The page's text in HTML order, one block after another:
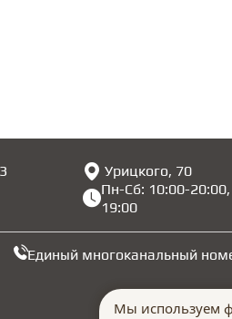
Урицкого, 70
Пн-Сб: 10:00-
19:00
Единый многоканальный
Мы используем